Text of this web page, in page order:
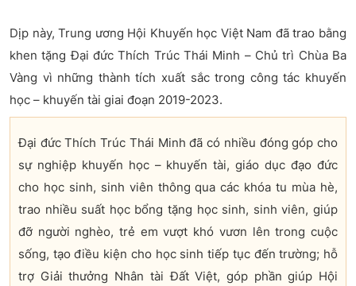
Dịp này, Trung ương Hội Khuyến học Việt Nam đã trao bằng
khen tặng Đại đức Thích Trúc Thái Minh – Chủ trì Chùa Ba
Vàng vì những thành tích xuất sắc trong công tác khuyến
học – khuyến tài giai đoạn 2019-2023.
Đại đức Thích Trúc Thái Minh đã có nhiều đóng góp cho
sự nghiệp khuyến học – khuyến tài, giáo dục đạo đức
cho học sinh, sinh viên thông qua các khóa tu mùa hè,
trao nhiều suất học bổng tặng học sinh, sinh viên, giúp
đỡ người nghèo, trẻ em vượt khó vươn lên trong cuộc
sống, tạo điều kiện cho học sinh tiếp tục đến trường; hỗ
trợ Giải thưởng Nhân tài Đất Việt, góp phần giúp Hội